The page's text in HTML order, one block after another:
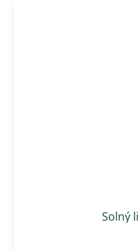
Solný